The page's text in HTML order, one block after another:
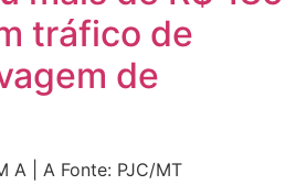
tráfico de
de
A | A Fonte: PJC/MT